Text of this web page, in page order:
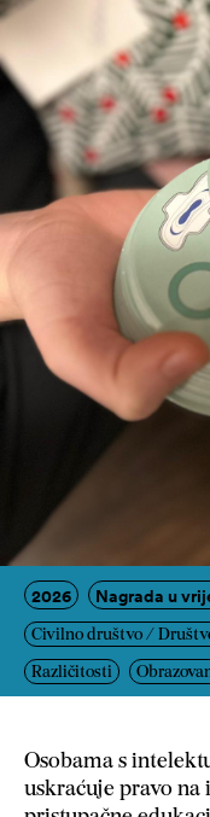
2026 Nagrada u
Civilno društvo /
Različitosti
Osobama s
uskraćuje pravo na